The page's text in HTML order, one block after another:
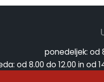
ponedeljek: od
od 8.00 do 12.00 in od